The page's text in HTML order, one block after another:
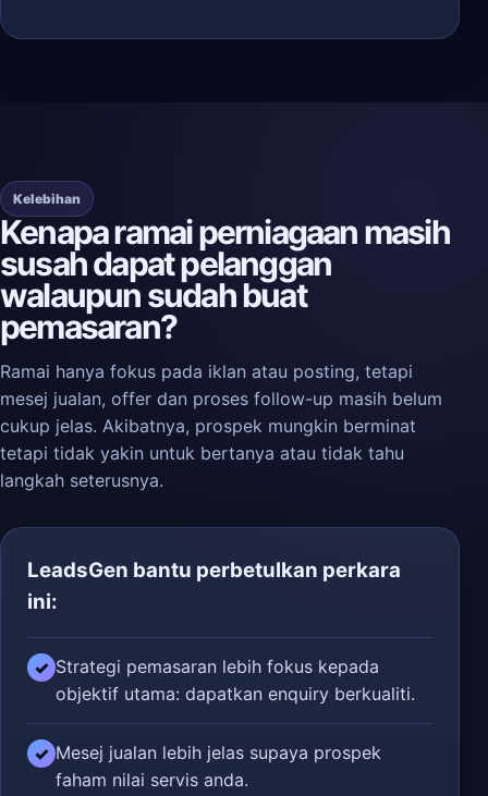
Kelebihan
Kenapa ramai perniagaan masih
susah dapat pelanggan
walaupun sudah buat
pemasaran?
Ramai hanya fokus pada iklan atau posting, tetapi
mesej jualan, offer dan proses follow-up masih belum
cukup jelas. Akibatnya, prospek mungkin berminat
tetapi tidak yakin untuk bertanya atau tidak tahu
langkah seterusnya.
LeadsGen bantu perbetulkan perkara
ini:
✓ Strategi pemasaran lebih fokus kepada
objektif utama: dapatkan enquiry berkualiti.
✓ Mesej jualan lebih jelas supaya prospek
faham nilai servis anda.